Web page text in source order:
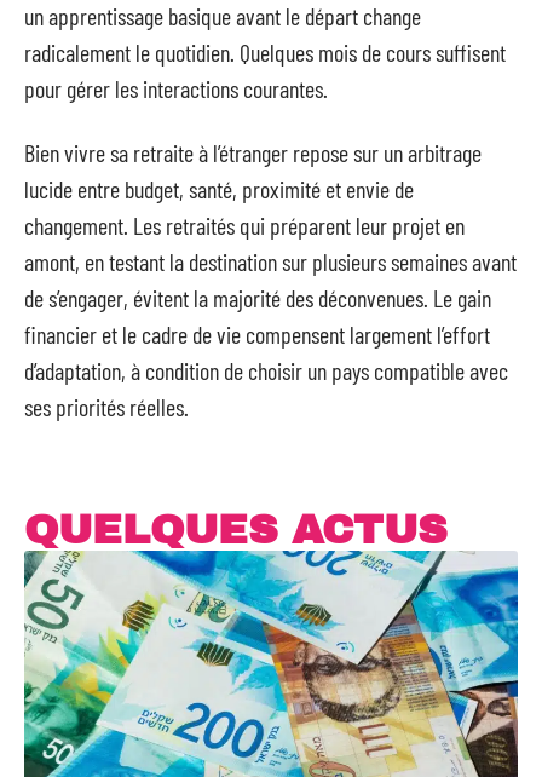
un apprentissage basique avant le départ change
radicalement le quotidien. Quelques mois de cours suffisent
pour gérer les interactions courantes.
Bien vivre sa retraite à l’étranger repose sur un arbitrage
lucide entre budget, santé, proximité et envie de
changement. Les retraités qui préparent leur projet en
amont, en testant la destination sur plusieurs semaines avant
de s’engager, évitent la majorité des déconvenues. Le gain
financier et le cadre de vie compensent largement l’effort
d’adaptation, à condition de choisir un pays compatible avec
ses priorités réelles.
QUELQUES ACTUS